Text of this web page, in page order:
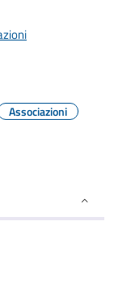
Associazioni